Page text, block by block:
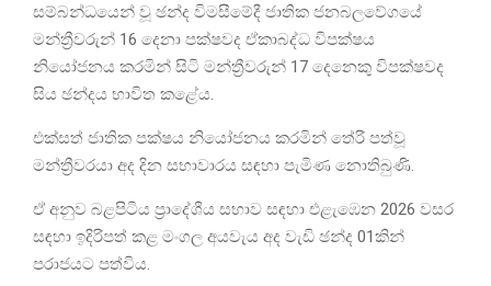
සම්බන්ධයෙන් වූ ඡන්ද විමසීමේදී ජාතික ජනබලවේගයේ
මන්ත්‍රීවරුන් 16 දෙනා පක්ෂවද ඒකාබද්ධ විපක්ෂය
නියෝජනය කරමින් සිටි මන්ත්‍රීවරුන් 17 දෙනෙකු විපක්ෂවද
සිය ඡන්දය භාවිත කළේය.
එක්සත් ජාතික පක්ෂය නියෝජනය කරමින් තේරි පත්වූ
මන්ත්‍රීවරයා අද දින සභාවාරය සඳහා පැමිණ නොතිබුණි.
ඒ අනුව බළපිටිය ප්‍රාදේශීය සභාව සඳහා එළැඹෙන 2026 වසර
සඳහා ඉදිරිපත් කළ මංගල අයවැය අද වැඩි ඡන්ද 01කින්
පරාජයට පත්විය.